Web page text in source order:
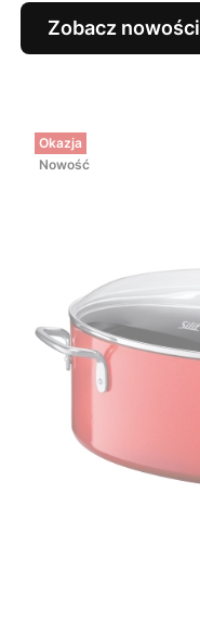
Zobacz nowości
Okazja
Nowość